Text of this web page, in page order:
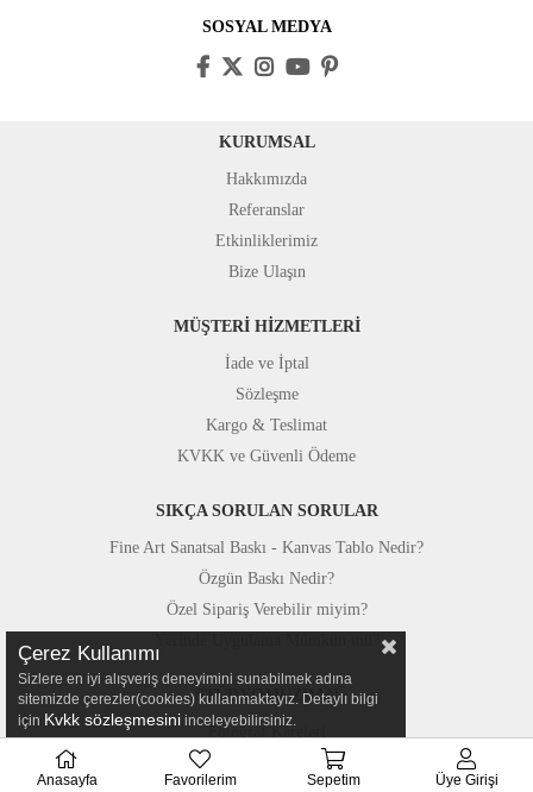
SOSYAL MEDYA
KURUMSAL
Hakkımızda
Referanslar
Etkinliklerimiz
Bize Ulaşın
MÜŞTERİ HİZMETLERİ
İade ve İptal
Sözleşme
Kargo & Teslimat
KVKK ve Güvenli Ödeme
SIKÇA SORULAN SORULAR
Fine Art Sanatsal Baskı - Kanvas Tablo Nedir?
Özgün Baskı Nedir?
Özel Sipariş Verebilir miyim?
STÜDYOMUZDAN
Fotoğraf Kareleri
Basında Canvastar
Çerez Kullanımı
Sizlere en iyi alışveriş deneyimini sunabilmek adına
sitemizde çerezler(cookies) kullanmaktayız. Detaylı bilgi
için Kvkk sözleşmesini inceleyebilirsiniz.
Anasayfa Favorilerim Sepetim Üye Girişi